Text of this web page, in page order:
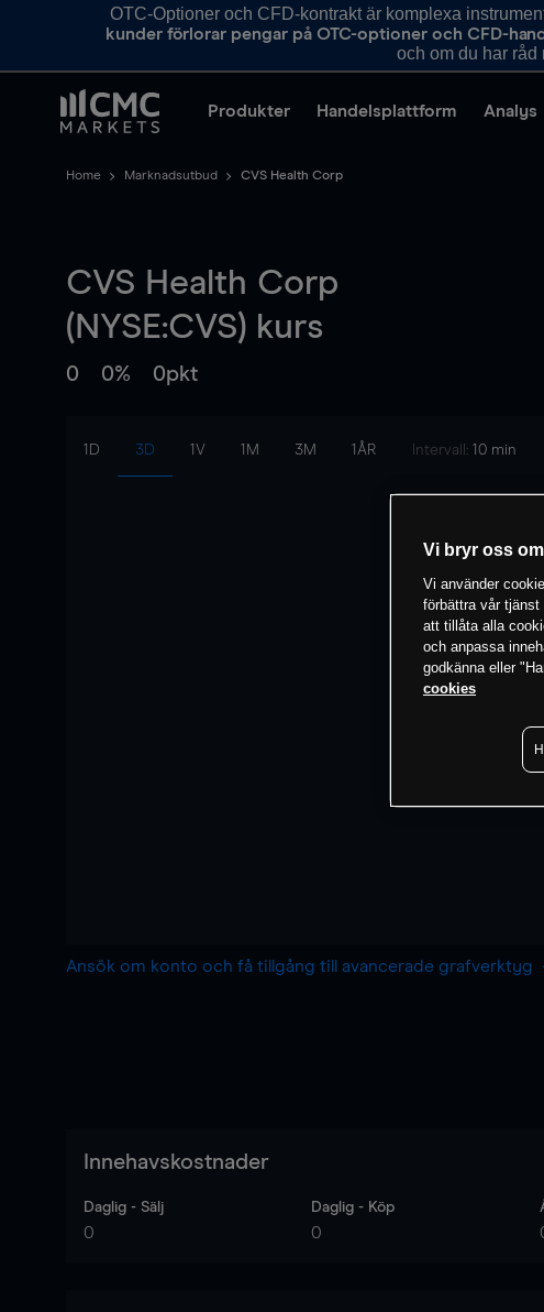
OTC-Optioner och CFD-kontrakt är komplexa
kunder förlorar pengar på OTC-optioner och CFD-
och om du har råd
Produkter Handelsplattform Analys
Home Marknadsutbud CVS Health Corp
CVS Health Corp
(NYSE:CVS) kurs
0 0% 0pkt
1D 3D 1V 1M 3M 1ÅR Intervall: 10 min
Ansök om konto och få tillgång till avancerade grafverktyg
Innehavskostnader
Daglig - Sälj
0
Daglig - Köp
0
Vi bryr oss
Vi använder
förbättra vår tjänst
att tillåta alla
och anpassa
godkänna eller
cookies